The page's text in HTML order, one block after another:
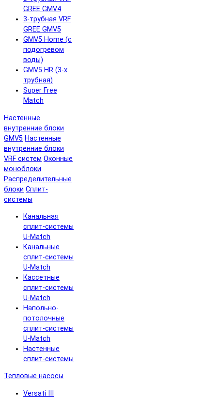
GREE GMV4
3-трубная VRF
GREE GMV5
GMV5 Home (с
подогревом
воды)
GMV5 HR (3-х
трубная)
Super Free
Match
Настенные
внутренние блоки
GMV5 Настенные
внутренние блоки
VRF систем Оконные
моноблоки
Распределительные
блоки Сплит-
системы
Канальная
сплит-системы
U-Match
Канальные
сплит-системы
U-Match
Кассетные
сплит-системы
U-Match
Напольно-
потолочные
сплит-системы
U-Match
Настенные
сплит-системы
Тепловые насосы
Versati III